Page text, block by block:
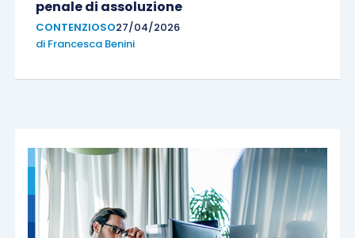
penale di assoluzione
CONTENZIOSO27/04/2026
di Francesca Benini